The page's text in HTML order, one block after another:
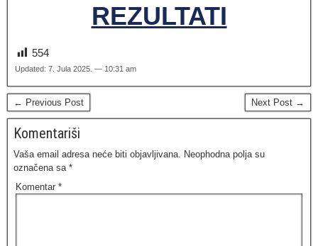
REZULTATI
554
Updated: 7. Jula 2025. — 10:31 am
← Previous Post Next Post →
Komentariši
Vaša email adresa neće biti objavljivana. Neophodna polja su
označena sa *
Komentar *